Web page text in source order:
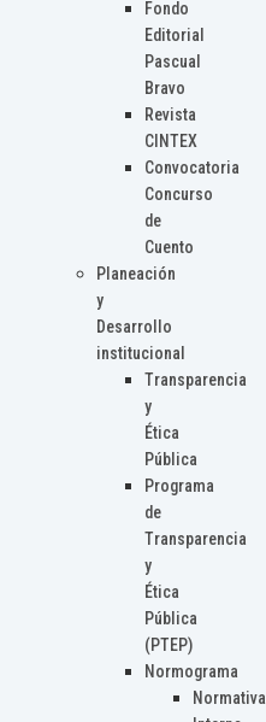
Fondo
Editorial
Pascual
Bravo
Revista
CINTEX
Convocatoria
Concurso
de
Cuento
Planeación
y
Desarrollo
institucional
Transparencia
y
Ética
Pública
Programa
de
Transparencia
y
Ética
Pública
(PTEP)
Normograma
Normativa